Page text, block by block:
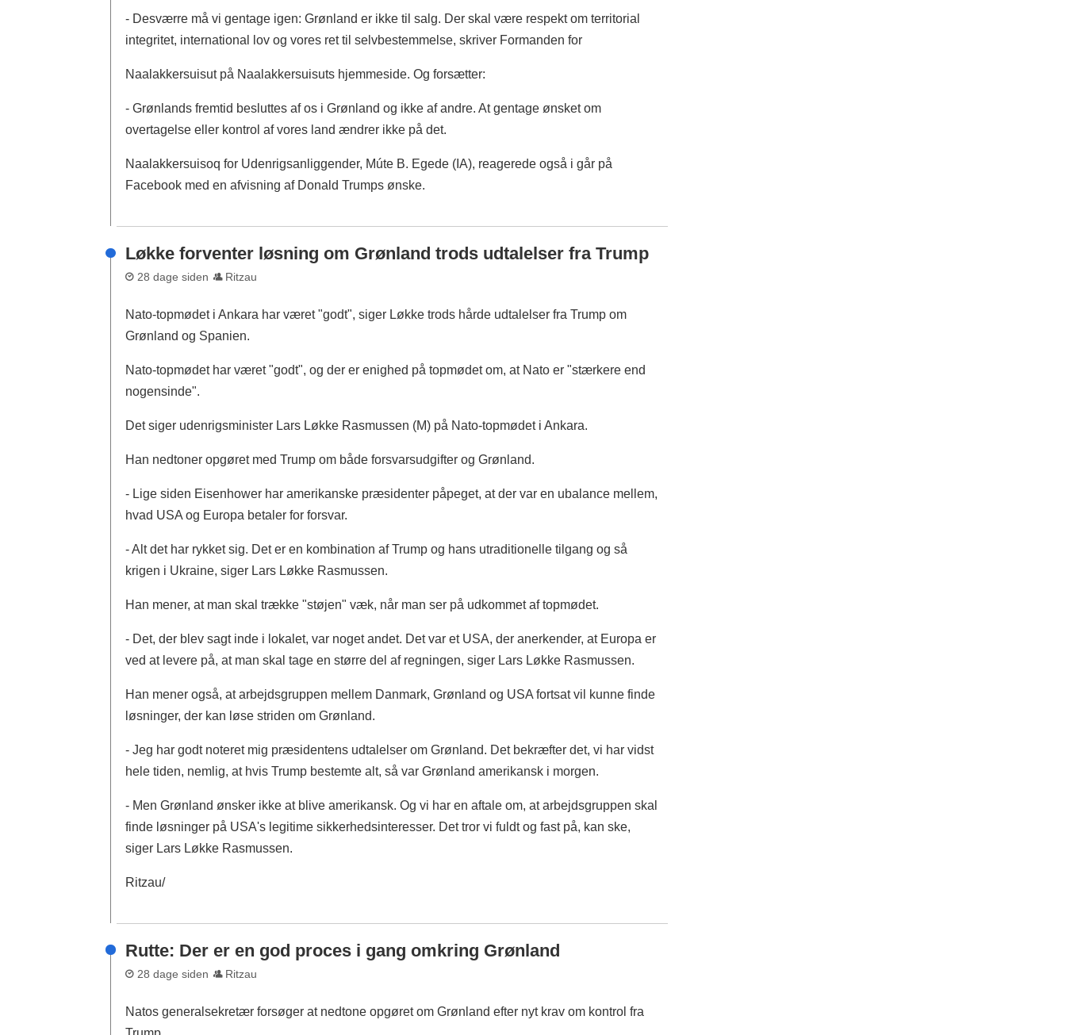
- Desværre må vi gentage igen: Grønland er ikke til salg. Der skal være respekt om territorial
integritet, international lov og vores ret til selvbestemmelse, skriver Formanden for
Naalakkersuisut på Naalakkersuisuts hjemmeside. Og forsætter:
- Grønlands fremtid besluttes af os i Grønland og ikke af andre. At gentage ønsket om
overtagelse eller kontrol af vores land ændrer ikke på det.
Naalakkersuisoq for Udenrigsanliggender, Múte B. Egede (IA), reagerede også i går på
Facebook med en afvisning af Donald Trumps ønske.
Løkke forventer løsning om Grønland trods udtalelser fra Trump
28 dage siden Ritzau
Nato-topmødet i Ankara har været "godt", siger Løkke trods hårde udtalelser fra Trump om
Grønland og Spanien.
Nato-topmødet har været "godt", og der er enighed på topmødet om, at Nato er "stærkere end
nogensinde".
Det siger udenrigsminister Lars Løkke Rasmussen (M) på Nato-topmødet i Ankara.
Han nedtoner opgøret med Trump om både forsvarsudgifter og Grønland.
- Lige siden Eisenhower har amerikanske præsidenter påpeget, at der var en ubalance mellem,
hvad USA og Europa betaler for forsvar.
- Alt det har rykket sig. Det er en kombination af Trump og hans utraditionelle tilgang og så
krigen i Ukraine, siger Lars Løkke Rasmussen.
Han mener, at man skal trække "støjen" væk, når man ser på udkommet af topmødet.
- Det, der blev sagt inde i lokalet, var noget andet. Det var et USA, der anerkender, at Europa er
ved at levere på, at man skal tage en større del af regningen, siger Lars Løkke Rasmussen.
Han mener også, at arbejdsgruppen mellem Danmark, Grønland og USA fortsat vil kunne finde
løsninger, der kan løse striden om Grønland.
- Jeg har godt noteret mig præsidentens udtalelser om Grønland. Det bekræfter det, vi har vidst
hele tiden, nemlig, at hvis Trump bestemte alt, så var Grønland amerikansk i morgen.
- Men Grønland ønsker ikke at blive amerikansk. Og vi har en aftale om, at arbejdsgruppen skal
finde løsninger på USA's legitime sikkerhedsinteresser. Det tror vi fuldt og fast på, kan ske,
siger Lars Løkke Rasmussen.
Ritzau/
Rutte: Der er en god proces i gang omkring Grønland
28 dage siden Ritzau
Natos generalsekretær forsøger at nedtone opgøret om Grønland efter nyt krav om kontrol fra